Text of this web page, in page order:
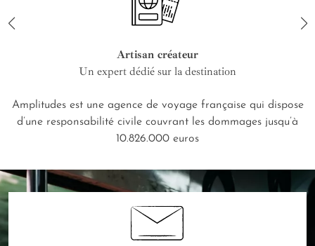
Artisan créateur
Un expert dédié sur la destination
Amplitudes est une agence de voyage française qui dispose
d’une responsabilité civile couvrant les dommages jusqu’à
10.826.000 euros